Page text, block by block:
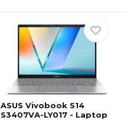
ASUS Vivobook S14
S3407VA-LY017 - Laptop